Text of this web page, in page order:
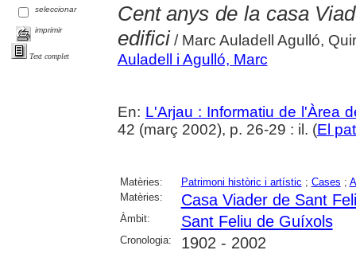
seleccionar
imprimir
Text complet
Cent anys de la casa
edifici/ Marc Auladell Agulló,
Auladell i Agulló, Marc
En: L'Arjau : Informatiu de l'Àrea
42 (març 2002), p. 26-29 : il. (El
Matèries: Patrimoni històric i artístic ; Cases ;
Matèries:
Casa Viader de Sant
Àmbit: Sant Feliu de Guíxols
Cronologia: 1902 - 2002